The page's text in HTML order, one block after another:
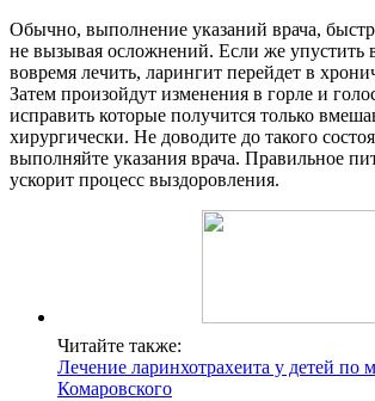
Обычно, выполнение указаний врача,
не вызывая осложнений. Если же упустить
вовремя лечить, ларингит перейдет в
Затем произойдут изменения в горле и
исправить которые получится только
хирургически. Не доводите до такого
выполняйте указания врача. Правильное
ускорит процесс выздоровления.
Читайте также:
Лечение ларинхотрахеита у детей по
Комаровского